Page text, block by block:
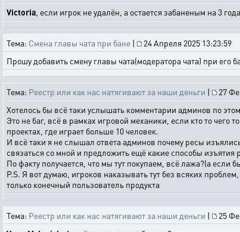
Victoria , если игрок не удалён, а остается забаненым на 3
Тема: Смена главы чата при бане | 24 Апреля 2025 13:23:59
Прошу добавить смену главы чата(модератора чата) при его
Тема: Реестр или как нас натягивают за наши деньги | 27
Хотелось бы всё таки услышать комментарии админов по
Это не баг, всё в рамках игровой механики, если кто то чего
проектах, где играет больше 10 человек.
И всё таки я не слышал ответа админов почему ресы
связаться со мной и предложить ещё какие способы
По факту получается, что мы тут покупаем, всё лажа?(а
P.S. Я вот думаю, игроков наказывать тут без всяких
только конечный пользователь продукта
Тема: Реестр или как нас натягивают за наши деньги | 25